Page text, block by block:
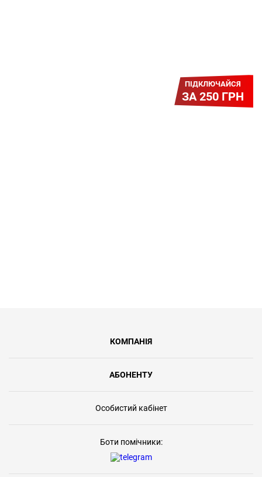
ПІДКЛЮЧАЙСЯ
ЗА 250 ГРН
КОМПАНІЯ
АБОНЕНТУ
Особистий кабінет
Боти помічники: